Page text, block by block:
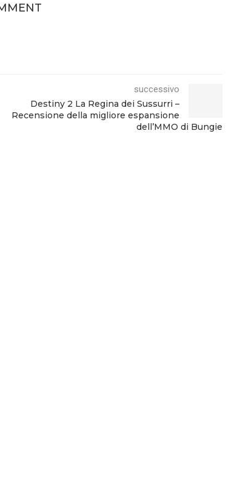
successivo
Destiny 2 La Regina dei Sussurri –
Recensione della migliore espansione
dell’MMO di Bungie